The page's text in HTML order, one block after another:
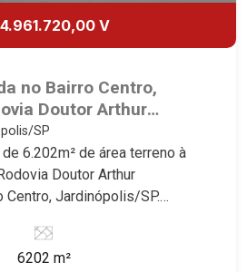
V
no Bairro Centro,
Doutor Arthur
SP.
SP
6.202m² de área terreno à
Doutor Arthur
Centro, Jardinópolis/SP.
selecionou para você: -
Martinelli
6202 m²